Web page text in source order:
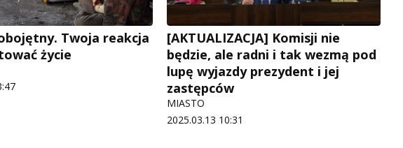
Twoja reakcja
życie
[AKTUALIZACJA] Komisji nie
będzie, ale radni i tak wezmą pod
lupę wyjazdy prezydent i jej
zastępców
MIASTO
2025.03.13 10:31